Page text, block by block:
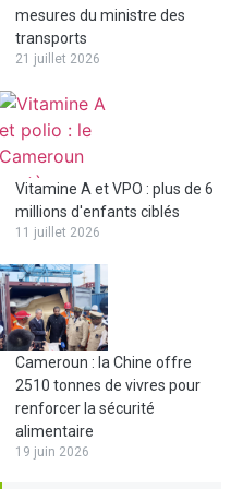
mesures du ministre des
transports
21 juillet 2026
Vitamine A et VPO : plus de 6
millions d'enfants ciblés
11 juillet 2026
Cameroun : la Chine offre
2510 tonnes de vivres pour
renforcer la sécurité
alimentaire
19 juin 2026